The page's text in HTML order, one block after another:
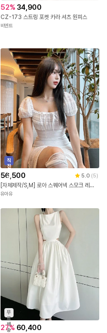
52% 34,900
CZ-173 스트링 포켓 카라 셔츠 원피스
비엔트
직
진
배
송
56,500 5.0 (5)
[자체제작/S,M] 로아 스퀘어넥 스모크 레이스 리본 퍼프 미니원피스
유아유
무
료
배
송
27% 60,400